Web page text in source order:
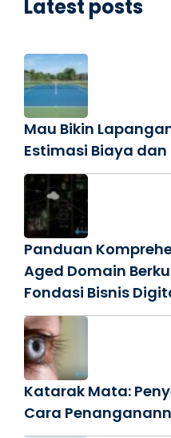
Latest posts
Mau Bikin
Estimasi Biaya
Panduan
Aged Domain
Fondasi Bisnis
Katarak Mata:
Cara